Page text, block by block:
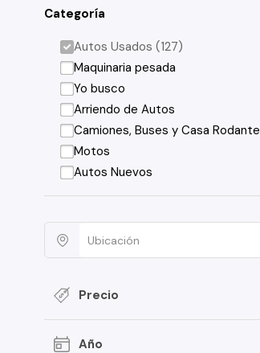
Categoría
Autos Usados (127)
Maquinaria pesada
Yo busco
Arriendo de Autos
Camiones, Buses y Casa Rodante
Motos
Autos Nuevos
Precio
Año